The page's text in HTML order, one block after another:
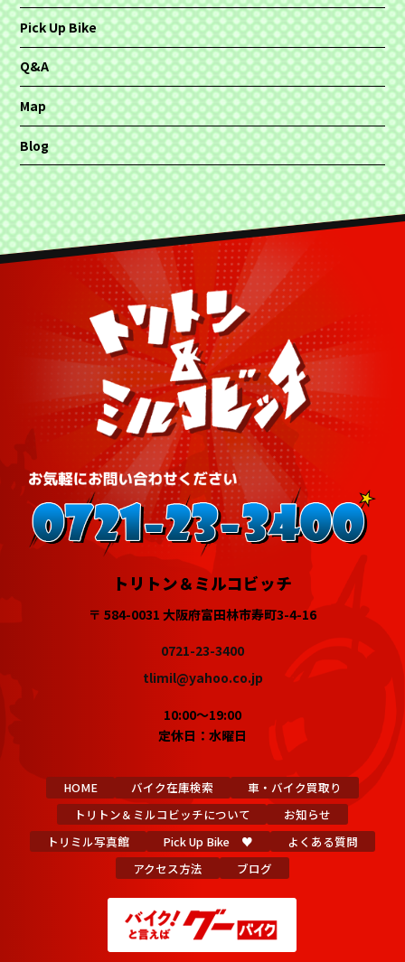
Pick Up Bike
Q&A
Map
Blog
トリトン＆ミルコビッチ
〒 584-0031 大阪府富田林市寿町3-4-16
0721-23-3400
tlimil@yahoo.co.jp
10:00～19:00
定休日：水曜日
HOME バイク在庫検索
車・バイク買取り
トリトン＆ミルコビッチについて
お知らせ
トリミル写真館
Pick Up Bike ♥
よくある質問
アクセス方法
ブログ